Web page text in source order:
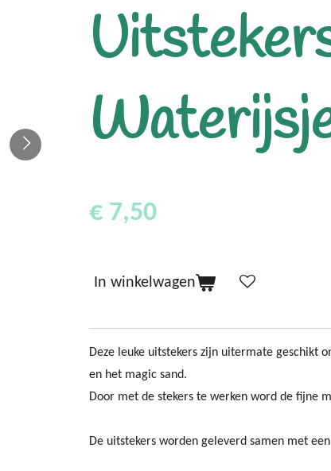
€ 7,50
In winkelwagen
Deze leuke uitstekers zijn uitermate geschikt
en het magic sand.
Door met de stekers te werken word de fijne
De uitstekers worden geleverd samen met